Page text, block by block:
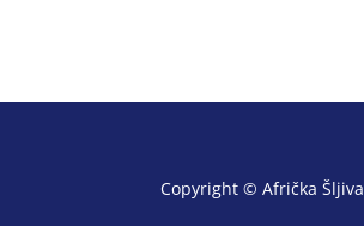
Copyright © Afrička Šljiva